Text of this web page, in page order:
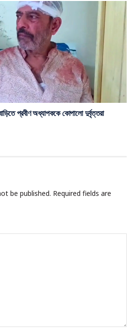
প্রবীণ অধ্যাপককে কোপালো দুর্বৃত্তরা
be published. Required fields are